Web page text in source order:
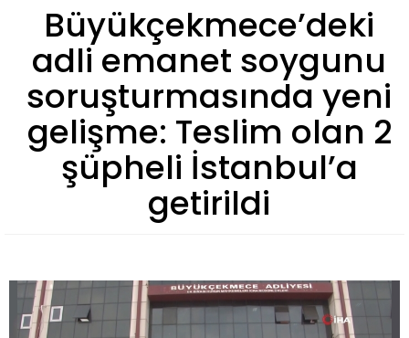
Büyükçekmece’deki
adli emanet soygunu
soruşturmasında yeni
gelişme: Teslim olan 2
şüpheli İstanbul’a
getirildi